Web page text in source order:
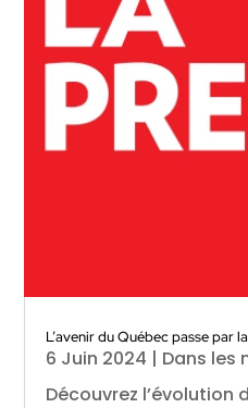
L’avenir du Québec passe par
6 Juin 2024 | Dans les
Découvrez l’évolution